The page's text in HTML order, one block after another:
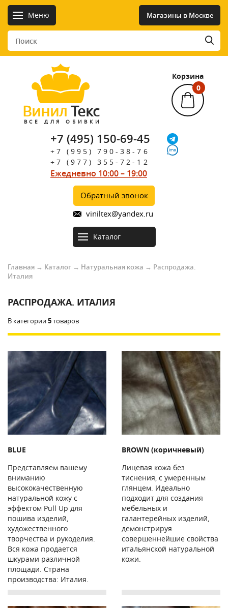
Меню Магазины в Москве
Винил Текс
ВСЕ ДЛЯ ОБИВКИ
+7 (495) 150-69-45
+7 (995) 790-38-76
+7 (977) 355-72-12
Ежедневно 10:00 – 19:00
Обратный звонок
viniltex@yandex.ru
Корзина
0
Каталог
Главная → Каталог → Натуральная кожа → Распродажа.
Италия
РАСПРОДАЖА. ИТАЛИЯ
В категории5товаров
BLUE
Представляем вашему
вниманию
высококачественную
натуральной кожу с
эффектом Pull Up для
пошива изделий,
художественного
творчества и рукоделия.
Вся кожа продается
шкурами различной
площади. Страна
производства: Италия.
BROWN (коричневый)
Лицевая кожа без
тиснения, с умеренным
глянцем. Идеально
подходит для создания
мебельных и
галантерейных изделий,
демонстрируя
совершеннейшие свойства
итальянской натуральной
кожи.